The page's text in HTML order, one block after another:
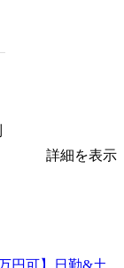
詳細を表示